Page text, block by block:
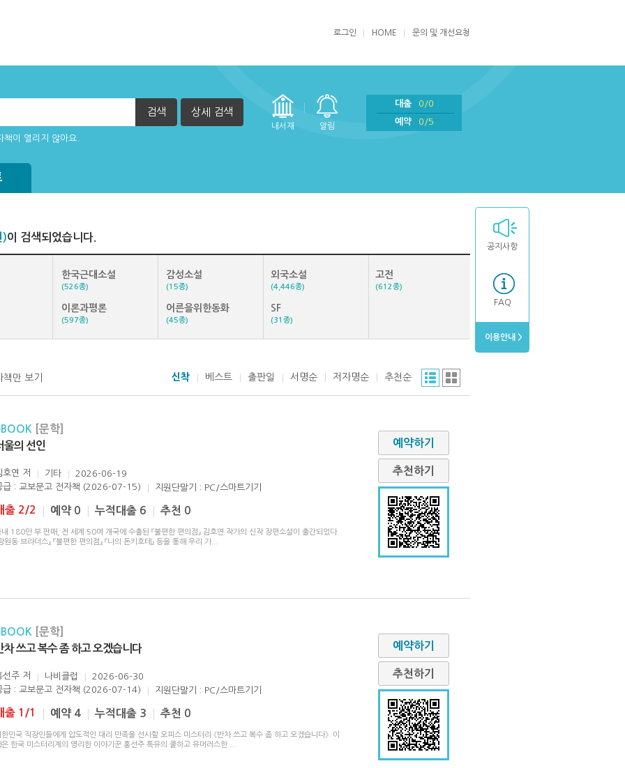
로그인 HOME 문의 및 개선요청
검색 상세 검색
내서재 알림
대출
0/0
예약
0/5
이 열리지 않아요.
공지사항
FAQ
이용안내 >
)이 검색되었습니다.
한국근대소설
(526종)
감성소설
(15종)
외국소설
(4,446종)
고전
(612종)
이론과평론
(597종)
어른을위한동화
(45종)
SF
(31종)
만 보기 신착 베스트 출판일 서명순 저자명순 추천순
[문학]
울의 선인
호연 저 기타
2026-06-19
급 : 교보문고 전자책 (2026-07-15)
지원단말기 : PC/스마트기기
출 2/2 예약 0 누적대출 6 추천 0
내 180만 부 판매, 전 세계 50여 개국에 수출된 『불편한 편의점』 김호연 작가의 신작 장편소설이 출간되었다.
원동 브라더스』 『불편한 편의점』 『나의 돈키호테』 등을 통해 우리 가...
예약하기
추천하기
[문학]
차 쓰고 복수 좀 하고 오겠습니다
선주 저 나비클럽
2026-06-30
급 : 교보문고 전자책 (2026-07-14)
지원단말기 : PC/스마트기기
출 1/1 예약 4 누적대출 3 추천 0
한민국 직장인들에게 압도적인 대리 만족을 선사할 오피스 미스터리 《반차 쓰고 복수 좀 하고 오겠습니다》. 이
은 한국 미스터리계의 영리한 이야기꾼 홍선주 특유의 쿨하고 유머러스한
예약하기
추천하기